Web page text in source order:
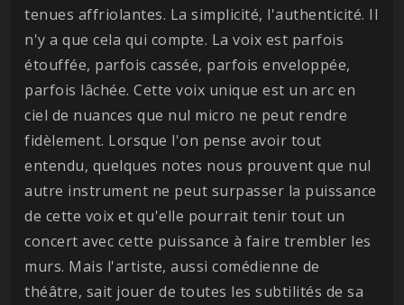
tenues affriolantes. La simplicité, l'authenticité. Il
n'y a que cela qui compte. La voix est parfois
étouffée, parfois cassée, parfois enveloppée,
parfois lâchée. Cette voix unique est un arc en
ciel de nuances que nul micro ne peut rendre
fidèlement. Lorsque l'on pense avoir tout
entendu, quelques notes nous prouvent que nul
autre instrument ne peut surpasser la puissance
de cette voix et qu'elle pourrait tenir tout un
concert avec cette puissance à faire trembler les
murs. Mais l'artiste, aussi comédienne de
théâtre, sait jouer de toutes les subtilités de sa